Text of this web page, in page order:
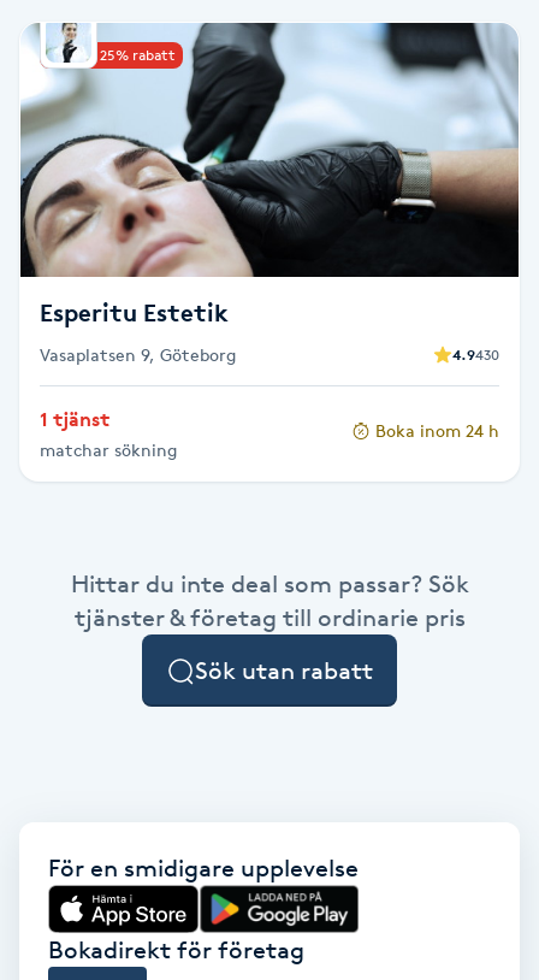
Babylights
Balayage
Bambumassage
Barber
Barnklippning
BIAB
Blowout
Brynformning
Celluliter
Coachning
Upp till 25% rabatt
Esperitu Estetik
Vasaplatsen 9, Göteborg 4.9430
1 tjänst
matchar sökning
Boka inom 24 h
Hittar du inte deal som passar? Sök
tjänster & företag till ordinarie pris
Sök utan rabatt
För en smidigare upplevelse
Bokadirekt för företag